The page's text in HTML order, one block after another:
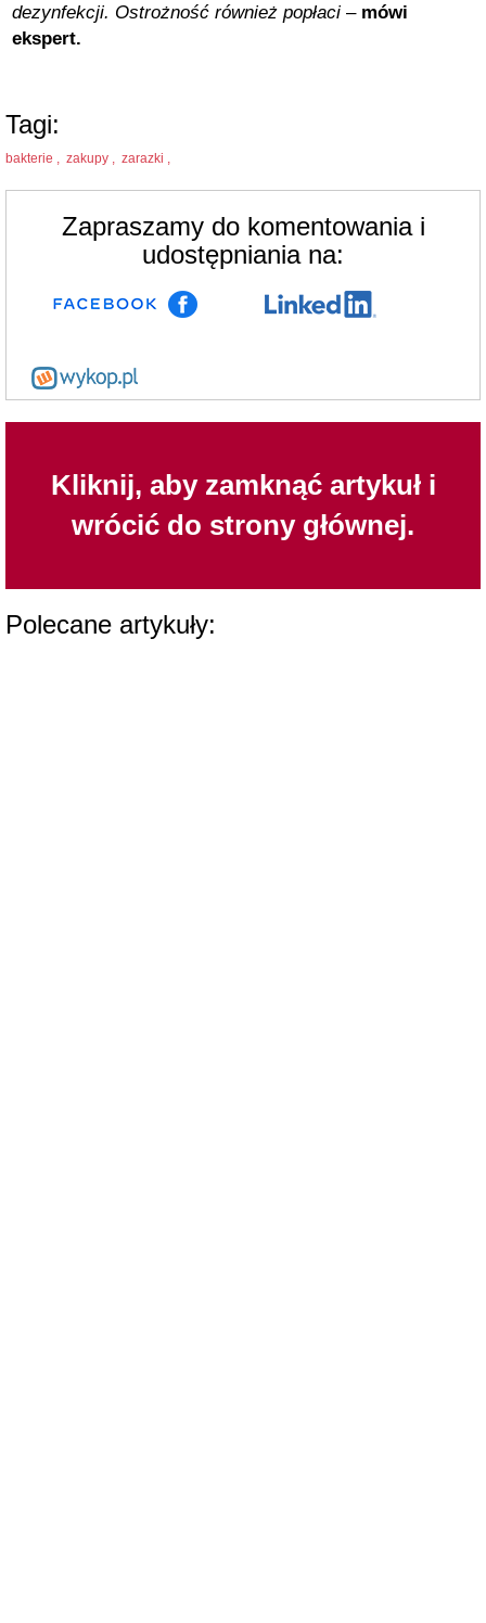
dezynfekcji. Ostrożność również popłaci – mówi
ekspert.
Tagi:
bakterie , zakupy , zarazki ,
Zapraszamy do komentowania i
udostępniania na:
Kliknij, aby zamknąć artykuł i
wrócić do strony głównej.
Polecane artykuły: